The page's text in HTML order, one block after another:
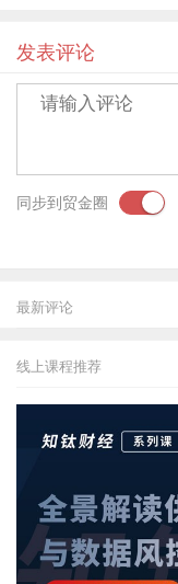
端倪。其中，原比
比亚迪的高端品
企的冲高之路，
车品牌。无论是
吉利的极氪，还
特别是新能源汽
资品牌一些车企
迪董事长兼总裁王
发表评论
同步到贸金圈
最新评论
线上课程推荐